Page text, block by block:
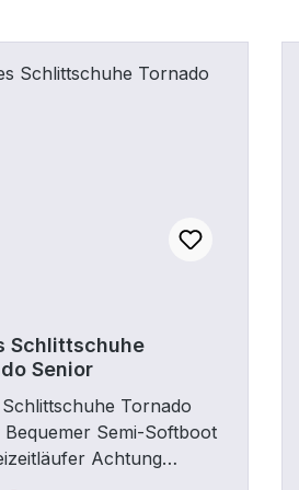
Schlittschuhe
Senior
Tornado
Bequemer Semi-Softboot
Achtung
GRÖßEN !! Größe